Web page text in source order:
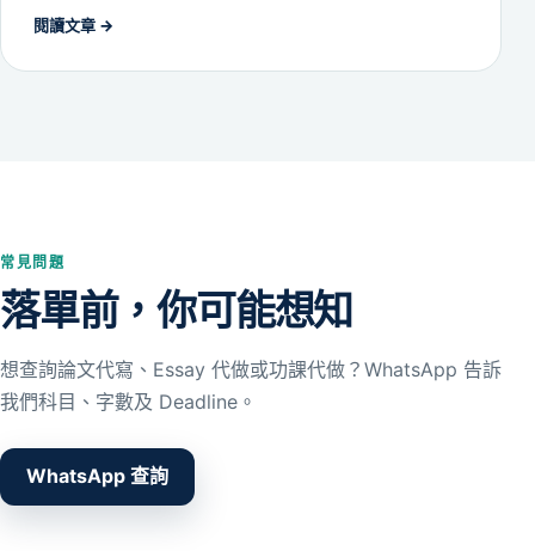
閱讀文章 →
常見問題
落單前，你可能想知
想查詢論文代寫、Essay 代做或功課代做？WhatsApp 告訴
我們科目、字數及 Deadline。
WhatsApp 查詢